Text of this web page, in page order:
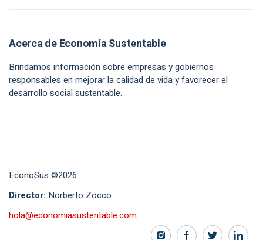
Acerca de Economía Sustentable
Brindamos información sobre empresas y gobiernos
responsables en mejorar la calidad de vida y favorecer el
desarrollo social sustentable.
EconoSus ©2026
Director: Norberto Zocco
hola@economiasustentable.com